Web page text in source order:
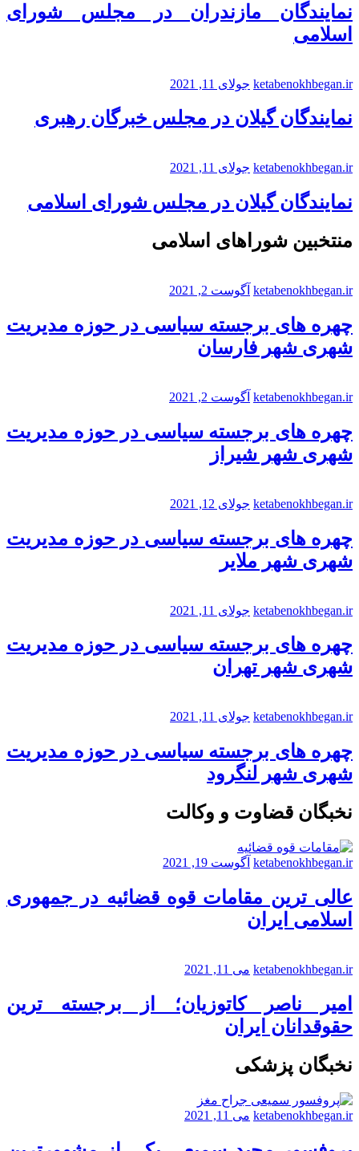
نمایندگان مازندران در مجلس شورای
اسلامی
ketabenokhbegan.ir جولای 11, 2021
نمایندگان گیلان در مجلس خبرگان رهبری
ketabenokhbegan.ir جولای 11, 2021
نمایندگان گیلان در مجلس شورای اسلامی
منتخبین شوراهای اسلامی
ketabenokhbegan.ir آگوست 2, 2021
چهره های برجسته سیاسی در حوزه مدیریت
شهری شهر فارسان
ketabenokhbegan.ir آگوست 2, 2021
چهره های برجسته سیاسی در حوزه مدیریت
شهری شهر شیراز
ketabenokhbegan.ir جولای 12, 2021
چهره های برجسته سیاسی در حوزه مدیریت
شهری شهر ملایر
ketabenokhbegan.ir جولای 11, 2021
چهره های برجسته سیاسی در حوزه مدیریت
شهری شهر تهران
ketabenokhbegan.ir جولای 11, 2021
چهره های برجسته سیاسی در حوزه مدیریت
شهری شهر لنگرود
نخبگان قضاوت و وکالت
ketabenokhbegan.ir آگوست 19, 2021
عالی ترین مقامات قوه قضائیه در جمهوری
اسلامی ایران
ketabenokhbegan.ir می 11, 2021
امیر ناصر کاتوزیان؛ از برجسته ترین
حقوقدانان ایران
نخبگان پزشکی
ketabenokhbegan.ir می 11, 2021